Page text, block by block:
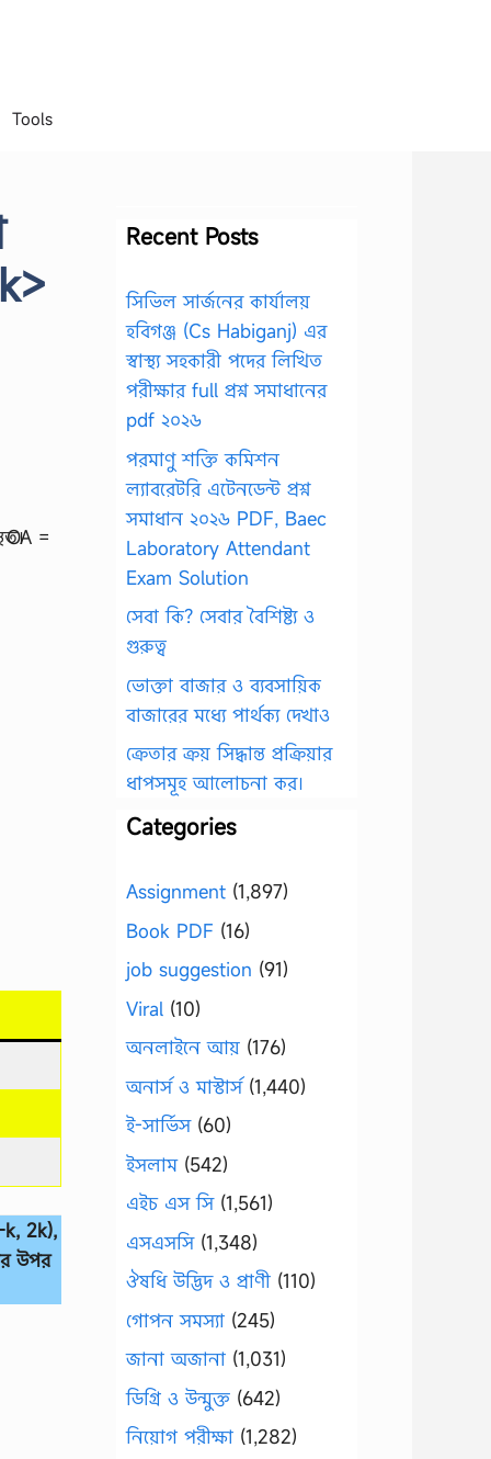
Tools
k, 2k),
উপর
Recent Posts
সিভিল সার্জনের কার্যালয়
হবিগঞ্জ (Cs Habiganj) এর
স্বাস্থ্য সহকারী পদের লিখিত
পরীক্ষার full প্রশ্ন সমাধানের
pdf ২০২৬
পরমাণু শক্তি কমিশন
ল্যাবরেটরি এটেনডেন্ট প্রশ্ন
সমাধান ২০২৬ PDF, Baec
Laboratory Attendant
Exam Solution
সেবা কি? সেবার বৈশিষ্ট্য ও
গুরুত্ব
ভোক্তা বাজার ও ব্যবসায়িক
বাজারের মধ্যে পার্থক্য দেখাও
ক্রেতার ক্রয় সিদ্ধান্ত প্রক্রিয়ার
ধাপসমূহ আলোচনা কর।
Categories
Assignment (1,897)
Book PDF (16)
job suggestion (91)
Viral (10)
অনলাইনে আয় (176)
অনার্স ও মাস্টার্স(1,440)
ই-সার্ভিস(60)
ইসলাম(542)
এইচ এস সি(1,561)
এসএসসি(1,348)
ঔষধি উদ্ভিদ ও প্রাণী (110)
গোপন সমস্যা (245)
জানা অজানা (1,031)
ডিগ্রি ও উন্মুক্ত (642)
নিয়োগ পরীক্ষা (1,282)